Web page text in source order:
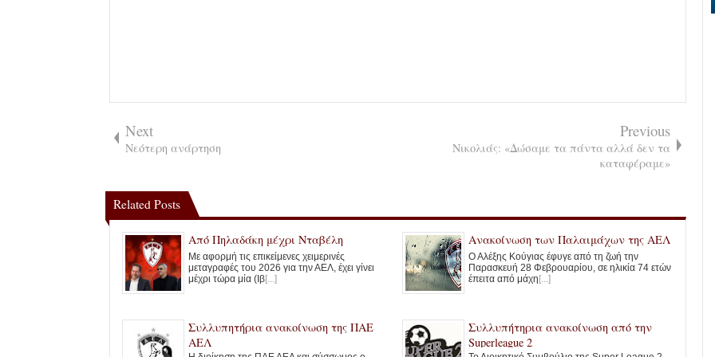
Next
Νεότερη ανάρτηση
Previous
Νικολιάς: «Δώσαμε τα πάντα αλλά δεν τα
καταφέραμε»
Related Posts
Από Πηλαδάκη μέχρι Νταβέλη
Με αφορμή τις επικείμενες χειμερινές
μεταγραφές του 2026 για την ΑΕΛ, έχει γίνει
μέχρι τώρα μία (Ιβ[...]
Ανακοίνωση των Παλαιμάχων της ΑΕΛ
Ο Αλέξης Κούγιας έφυγε από τη ζωή την
Παρασκευή 28 Φεβρουαρίου, σε ηλικία 74 ετών
έπειτα από μάχη [...]
Συλλυπητήρια ανακοίνωση της ΠΑΕ
ΑΕΛ
Συλλυπήτηρια ανακοίνωση από την
Superleague 2